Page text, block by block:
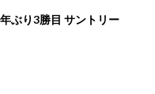
ぶり3勝目 サントリー